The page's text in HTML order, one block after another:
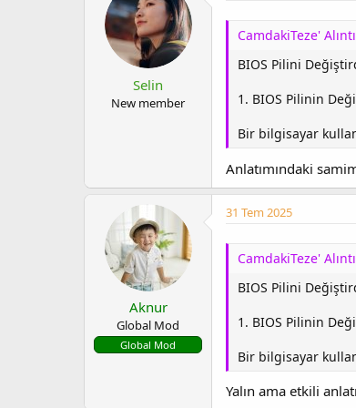
Selin
New member
CamdakiTeze'
BIOS Pilini
1. BIOS Pilinin
Bir bilgisayar
Anlatımındaki
Aknur
Global Mod
Global Mod
31 Tem 2025
CamdakiTeze'
BIOS Pilini
1. BIOS Pilinin
Bir bilgisayar
Yalın ama etkili